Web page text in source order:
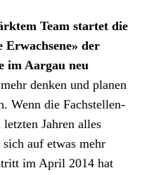
Team startet die
Erwach­sene» der
im Aar­gau neu
denken und pla­nen
Wenn die Fach­stel­len­
Jahren alles
auf etwas mehr
im April 2014 hat